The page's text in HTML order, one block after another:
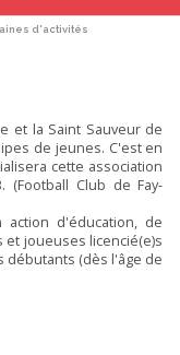
d'activités
et la Saint Sauveur de
de jeunes. C'est en
cette association
(Football Club de Fay-
d'éducation, de
joueuses licencié(e)s
débutants (dès l'âge de